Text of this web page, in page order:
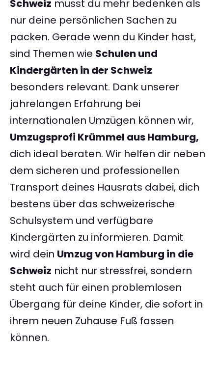
Schweiz musst du mehr bedenken als
nur deine persönlichen Sachen zu
packen. Gerade wenn du Kinder hast,
sind Themen wie Schulen und
Kindergärten in der Schweiz
besonders relevant. Dank unserer
jahrelangen Erfahrung bei
internationalen Umzügen können wir,
Umzugsprofi Krümmel aus Hamburg,
dich ideal beraten. Wir helfen dir neben
dem sicheren und professionellen
Transport deines Hausrats dabei, dich
bestens über das schweizerische
Schulsystem und verfügbare
Kindergärten zu informieren. Damit
wird dein Umzug von Hamburg in die
Schweiz nicht nur stressfrei, sondern
steht auch für einen problemlosen
Übergang für deine Kinder, die sofort in
ihrem neuen Zuhause Fuß fassen
können.